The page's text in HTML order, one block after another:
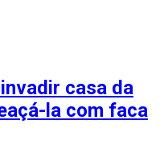
casa da
la com faca